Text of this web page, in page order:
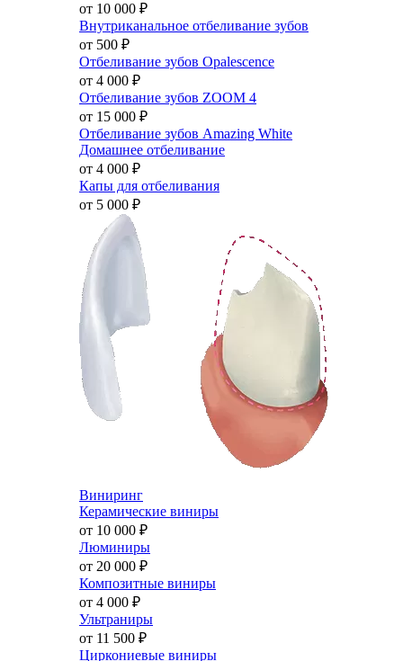
от 10 000 ₽
Внутриканальное отбеливание зубов
от 500 ₽
Отбеливание зубов Opalescence
от 4 000 ₽
Отбеливание зубов ZOOM 4
от 15 000 ₽
Отбеливание зубов Amazing White
Домашнее отбеливание
от 4 000 ₽
Капы для отбеливания
от 5 000 ₽
Виниринг
Керамические виниры
от 10 000 ₽
Люминиры
от 20 000 ₽
Композитные виниры
от 4 000 ₽
Ультраниры
от 11 500 ₽
Циркониевые виниры